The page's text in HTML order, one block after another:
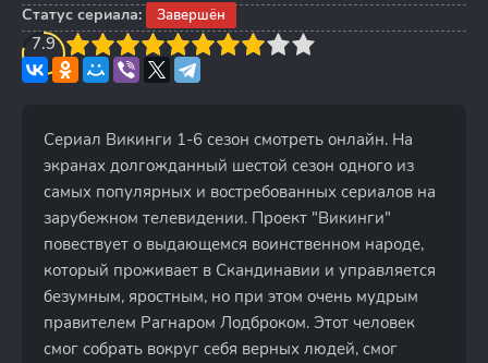
Статус сериала:
Завершён
7.9
4 5 6 7 8 9 10
Сериал Викинги 1-6 сезон смотреть онлайн. На
экранах долгожданный шестой сезон одного из
самых популярных и востребованных сериалов на
зарубежном телевидении. Проект "Викинги"
повествует о выдающемся воинственном народе,
который проживает в Скандинавии и управляется
безумным, яростным, но при этом очень мудрым
правителем Рагнаром Лодброком. Этот человек
смог собрать вокруг себя верных людей, смог